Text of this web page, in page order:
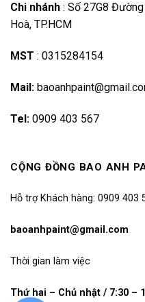
Chi nhánh : Số 27G8 Đường
Hoà, TP.HCM
MST : 0315284154
Mail:
Tel: 0909 403 567
CỘNG ĐỒNG BAO ANH
Hỗ trợ Khách hàng: 0909 403
baoanhpaint@gmail.com
Thời gian làm việc
Thứ hai – Chủ nhật / 7:30 –